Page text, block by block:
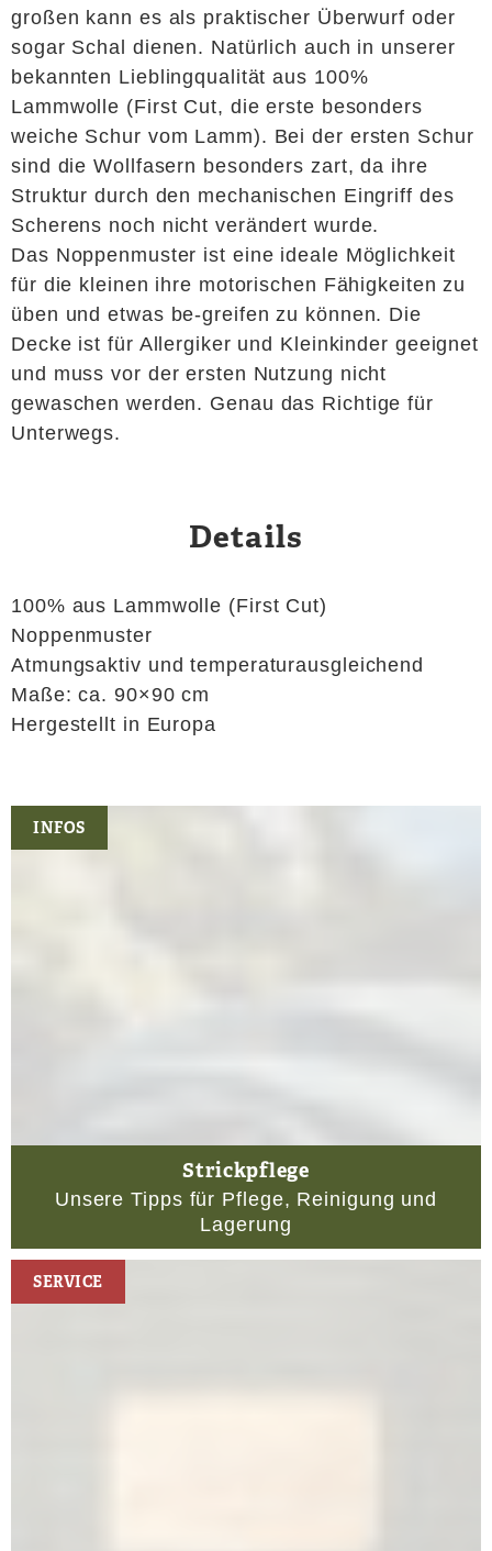
großen kann es als praktischer Überwurf oder
sogar Schal dienen. Natürlich auch in unserer
bekannten Lieblingqualität aus 100%
Lammwolle (First Cut, die erste besonders
weiche Schur vom Lamm). Bei der ersten Schur
sind die Wollfasern besonders zart, da ihre
Struktur durch den mechanischen Eingriff des
Scherens noch nicht verändert wurde.
Das Noppenmuster ist eine ideale Möglichkeit
für die kleinen ihre motorischen Fähigkeiten zu
üben und etwas be-greifen zu können. Die
Decke ist für Allergiker und Kleinkinder geeignet
und muss vor der ersten Nutzung nicht
gewaschen werden. Genau das Richtige für
Unterwegs.
Details
100% aus Lammwolle (First Cut)
Noppenmuster
Atmungsaktiv und temperaturausgleichend
Maße: ca. 90×90 cm
Hergestellt in Europa
Strickpflege
Unsere Tipps für Pflege, Reinigung und
Lagerung
INFOS
SERVICE